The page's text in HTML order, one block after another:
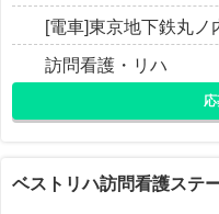
[電車]東京地下鉄丸
訪問看護・リハ
応
ベストリハ訪問看護ステ